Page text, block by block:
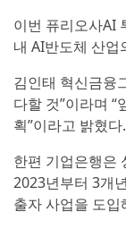
이번 퓨리오사AI
내 AI반도체 산
김인태 혁신금융
다할 것”이라며
획”이라고 밝혔다.
한편 기업은행은
2023년부터 3개
출자 사업을 도